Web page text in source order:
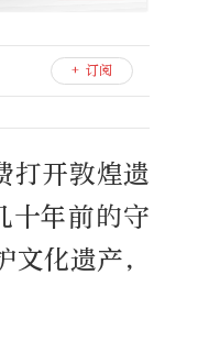
+ 订阅
开敦煌遗
十年前的守
化遗产，